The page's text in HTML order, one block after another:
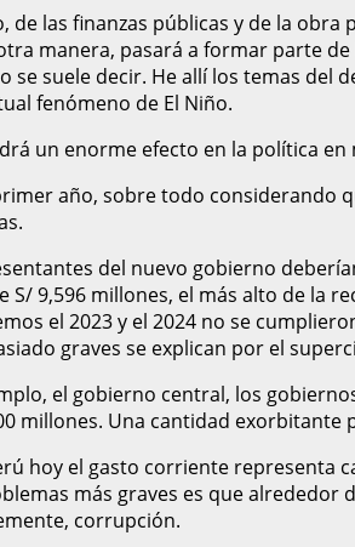
de las finanzas públicas y de la
manera, pasará a formar parte
se suele decir. He allí los temas
fenómeno de El Niño.
un enorme efecto en la política en
año, sobre todo considerando
del nuevo gobierno
9,596 millones, el más alto de la
el 2023 y el 2024 no se
graves se explican por el
el gobierno central, los
millones. Una cantidad
hoy el gasto corriente
más graves es que
corrupción.